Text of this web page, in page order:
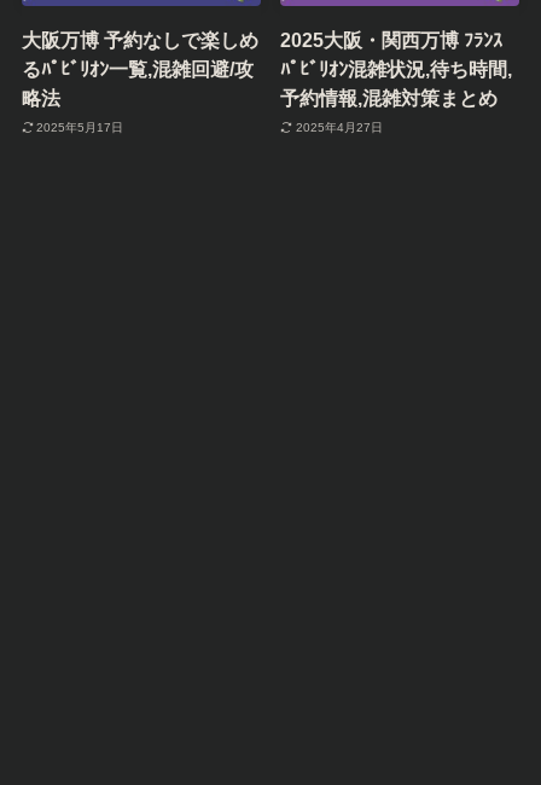
大阪万博 予約なしで楽しめ
るﾊﾟﾋﾞﾘｵﾝ一覧,混雑回避/攻
略法
2025年5月17日
2025大阪・関西万博 ﾌﾗﾝｽ
ﾊﾟﾋﾞﾘｵﾝ混雑状況,待ち時間,
予約情報,混雑対策まとめ
2025年4月27日